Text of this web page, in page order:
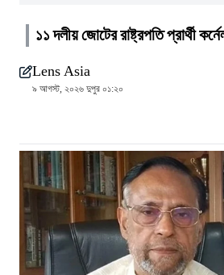
১১ দলীয় জোটের রাষ্ট্রপতি প্রার্থী
Lens Asia
৯ আগস্ট, ২০২৬ দুপুর ০১:২০